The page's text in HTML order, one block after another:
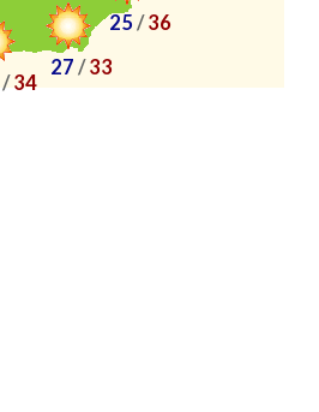
27 / 33
/34
25 / 36